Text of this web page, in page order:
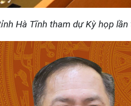
Hà Tĩnh tham dự Kỳ họp lần